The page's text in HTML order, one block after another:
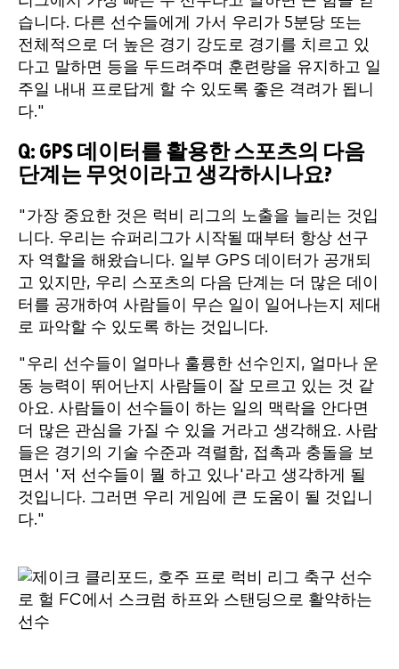
습니다. 다른 선수들에게 가서 우리가 5분당 또는
전체적으로 더 높은 경기 강도로 경기를 치르고 있
다고 말하면 등을 두드려주며 훈련량을 유지하고 일
주일 내내 프로답게 할 수 있도록 좋은 격려가 됩니
다."
Q: GPS 데이터를 활용한 스포츠의 다음
단계는 무엇이라고 생각하시나요?
"가장 중요한 것은 럭비 리그의 노출을 늘리는 것입
니다. 우리는 슈퍼리그가 시작될 때부터 항상 선구
자 역할을 해왔습니다. 일부 GPS 데이터가 공개되
고 있지만, 우리 스포츠의 다음 단계는 더 많은 데이
터를 공개하여 사람들이 무슨 일이 일어나는지 제대
로 파악할 수 있도록 하는 것입니다.
"우리 선수들이 얼마나 훌륭한 선수인지, 얼마나 운
동 능력이 뛰어난지 사람들이 잘 모르고 있는 것 같
아요. 사람들이 선수들이 하는 일의 맥락을 안다면
더 많은 관심을 가질 수 있을 거라고 생각해요. 사람
들은 경기의 기술 수준과 격렬함, 접촉과 충돌을 보
면서 '저 선수들이 뭘 하고 있나'라고 생각하게 될
것입니다. 그러면 우리 게임에 큰 도움이 될 것입니
다."